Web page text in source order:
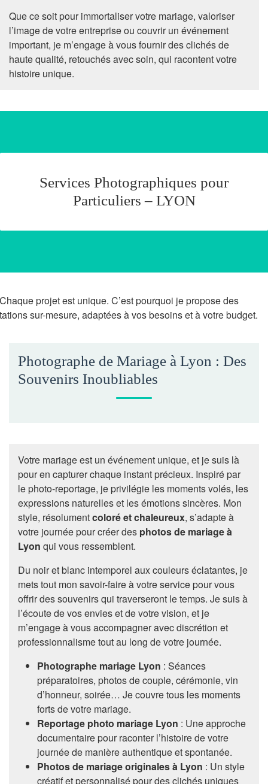
Que ce soit pour immortaliser votre mariage, valoriser
l’image de votre entreprise ou couvrir un événement
important, je m’engage à vous fournir des clichés de
haute qualité, retouchés avec soin, qui racontent votre
histoire unique.
Services Photographiques pour
Particuliers – LYON
Chaque projet est unique. C’est pourquoi je propose des
sur-mesure, adaptées à vos besoins et à votre budget.
Photographe de Mariage à Lyon : Des
Souvenirs Inoubliables
Votre mariage est un événement unique, et je suis là
pour en capturer chaque instant précieux. Inspiré par
le photo-reportage, je privilégie les moments volés, les
expressions naturelles et les émotions sincères. Mon
style, résolumentcoloré et chaleureux, s’adapte à
votre journée pour créer des photos de mariage à
Lyon qui vous ressemblent.
Du noir et blanc intemporel aux couleurs éclatantes, je
mets tout mon savoir-faire à votre service pour vous
offrir des souvenirs qui traverseront le temps. Je suis à
l’écoute de vos envies et de votre vision, et je
m’engage à vous accompagner avec discrétion et
professionnalisme tout au long de votre journée.
Photographe mariage Lyon : Séances
préparatoires, photos de couple, cérémonie, vin
d’honneur, soirée… Je couvre tous les moments
forts de votre mariage.
Reportage photo mariage Lyon : Une approche
documentaire pour raconter l’histoire de votre
journée de manière authentique et spontanée.
Photos de mariage originales à Lyon : Un style
créatif et personnalisé pour des clichés uniques